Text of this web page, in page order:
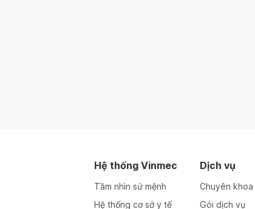
Hệ thống Vinmec
Tầm nhìn sứ mệnh
Hệ thống cơ sở y tế
Dịch vụ
Chuyên khoa
Gói dịch vụ